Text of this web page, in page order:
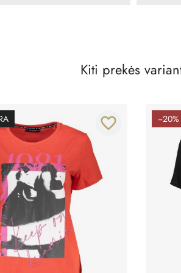
Kiti prekės
favorite_border −20%